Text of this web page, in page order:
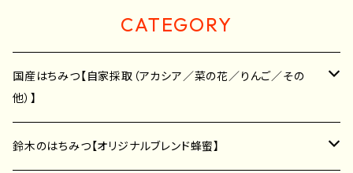
CATEGORY
国産はちみつ【自家採取（アカシア／菜の花／りんご／その
他）】
アカシア蜂蜜
鈴木のはちみつ【オリジナルブレンド蜂蜜】